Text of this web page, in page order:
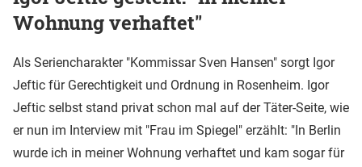
Wohnung verhaftet"
Als Seriencharakter "Kommissar Sven Hansen" sorgt Igor
Jeftic für Gerechtigkeit und Ordnung in Rosenheim. Igor
Jeftic selbst stand privat schon mal auf der Täter-Seite, wie
er nun im Interview mit "Frau im Spiegel" erzählt: "In Berlin
wurde ich in meiner Wohnung verhaftet und kam sogar für